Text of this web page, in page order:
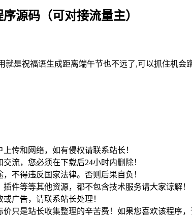
源码（可对接流量主）
就是祝福语生成距离端午节也不远了,可以抓住机
传和网络，如有侵权请联系站长！
流，您必须在下载后24小时内删除！
不得违反国家法律。否则后果自负！
件等等其他资源，都不包含技术服务请大家谅解！
广告，请联系站长处理！
价只是站长收集整理的辛苦费！如果您喜欢该程序